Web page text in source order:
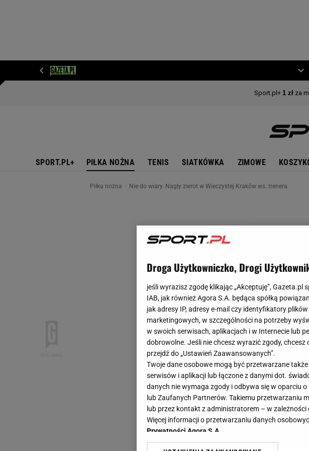
SPORT.PL+ PIŁKA NOŻNA TENIS SIATKÓWKA ZIMOWE
Piłka nożna Nie do wiary. Nagły zwrot w Wieczystej Kraków ws. trenera
Droga Użytkowniczko, Drogi
jeśli wyrazisz zgodę klikając „Akceptuję”, Gazeta.pl
IAB, jak również Agora S.A. będąca spółką
jak adresy IP, adresy e-mail czy identyfikatory
marketingowych, w szczególności na potrzeby
w swoich serwisach, aplikacjach i w Internecie lub
dobrowolne. Jeśli nie chcesz wyrazić zgody,
przejdź do „Ustawień Zaawansowanych”.
Twoje dane osobowe mogą być przetwarzane
serwisów i aplikacji lub łączone z danymi dot.
danych nie wymaga zgody i odbywa się w oparciu
lub Zaufanych Partnerów. Takiemu przetwarzaniu
lub przez kontakt z administratorem – w
Więcej informacji o przetwarzaniu danych
Prywatności Agora S.A.